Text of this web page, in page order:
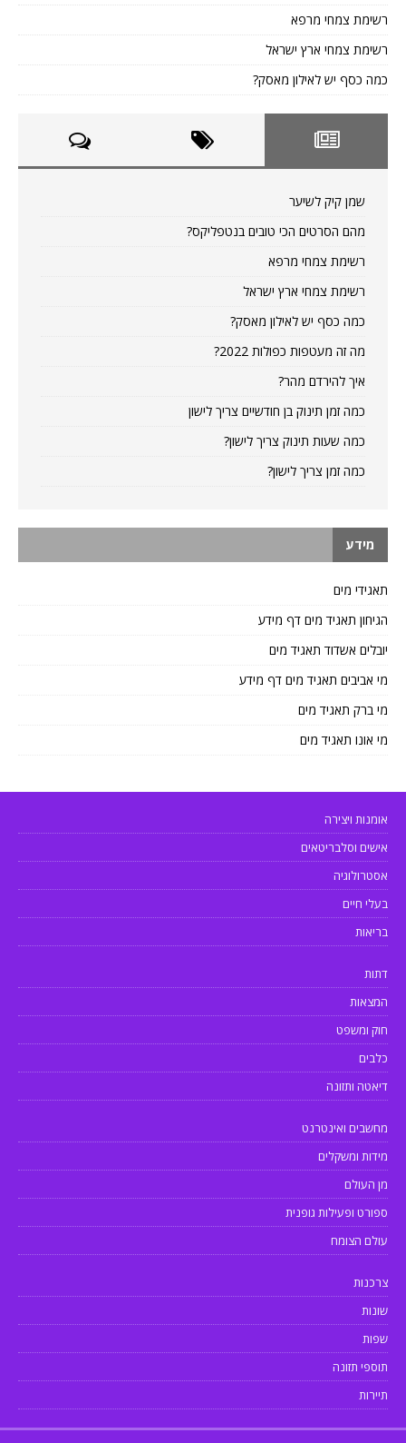
רשימת צמחי מרפא
רשימת צמחי ארץ ישראל
כמה כסף יש לאילון מאסק?
שמן קיק לשיער
מהם הסרטים הכי טובים בנטפליקס?
רשימת צמחי מרפא
רשימת צמחי ארץ ישראל
כמה כסף יש לאילון מאסק?
מה זה מעטפות כפולות 2022?
איך להירדם מהר?
כמה זמן תינוק בן חודשיים צריך לישון
כמה שעות תינוק צריך לישון?
כמה זמן צריך לישון?
מידע
תאגידי מים
הגיחון תאגיד מים דף מידע
יובלים אשדוד תאגיד מים
מי אביבים תאגיד מים דף מידע
מי ברק תאגיד מים
מי אונו תאגיד מים
אומנות ויצירה
אישים וסלבריטאים
אסטרולוגיה
בעלי חיים
בריאות
דתות
המצאות
חוק ומשפט
כלבים
דיאטה ותזונה
מחשבים ואינטרנט
מידות ומשקלים
מן העולם
ספורט ופעילות גופנית
עולם הצומח
צרכנות
שונות
שפות
תוספי תזונה
תיירות